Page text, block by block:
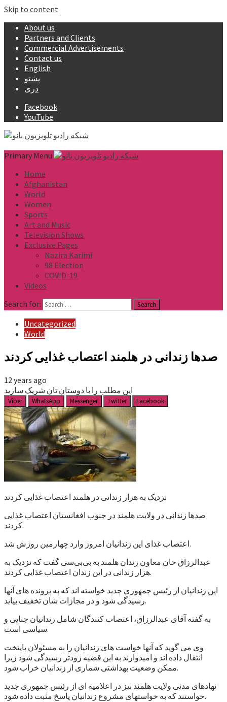
Skip to content
About us
Partners and Clients
Commercial Advertisements
Contact us
English
پشتو
دری
Facebook
YouTube
Primary Menu
Home
Afghanistan
World
Women
Sports
Art and Music
Television Shows
Exclusive Pages
Nazira Karimi
98 Election
COVID-19
Videos
Search for:
Uncategorized
World
صدها زندانی در هلمند اعتصاب غذایی کردند
12 years ago
این مطلب را با دوستان تان شریک سازید
Viber WhatsApp Messenger Twitter Facebook
نزدیک به هزار زندانی در هلمند اعتصاب غذایی کردند
صدها زندانی در ولایت هلمند در جنوب افغانستان اعتصاب غذایی
کردند.
اعتصاب غذای این زندانیان امروز وارد چهارمین روزش شد.
عبدالرزاق خان معاون زندان هلمند به بی‌بی‌سی گفت که نزدیک به
هزار زندانی در این زندان اعتصاب غذایی کردند.
این زندانیان از رئیس جمهوری جدید خواسته اند که به پرونده های آنها
رسیدگی شود و در مجازات شان تخفیف بیاید.
به گفته آقای عبدالرزاق، اعتصاب کنندگان شامل زندانیان جنایی و
سیاسی است.
وی می گوید که آنها خواست های زندانیان را به مسئولان پایتخت
انتقال داده اند و امیدوارند به این قضیه زودتر رسیدگی شود زیرا
ممکن وضعیت بهداشتی شماری از زندانیان خراب شود.
نهادهای مدنی ولایت هلمند نیز در اعلامیه ای از رئیس جمهوری جدید
خواستند که به خواستهای مشروع زندانیان پاسخ مثبت داده شود.